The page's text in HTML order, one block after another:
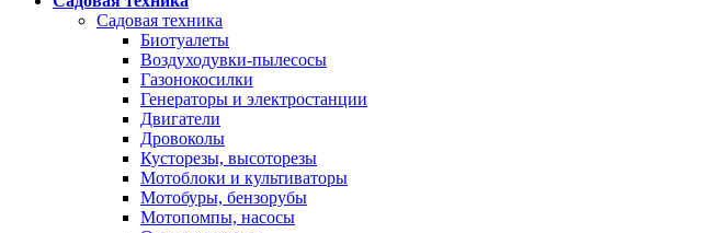
Садовая техника
Биотуалеты
Воздуходувки-пылесосы
Газонокосилки
Генераторы и электростанции
Двигатели
Дровоколы
Кусторезы, высоторезы
Мотоблоки и культиваторы
Мотобуры, бензорубы
Мотопомпы, насосы